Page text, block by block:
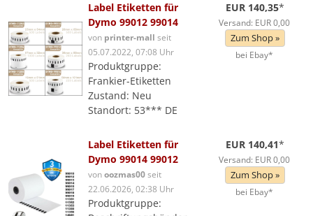
Label Etiketten für
Dymo 99012 99014
von printer-mall seit
05.07.2022, 07:08 Uhr
Produktgruppe:
Frankier-Etiketten
Zustand: Neu
Standort: 53*** DE
EUR 140,35*
Versand: EUR 0,00
Zum Shop »
bei Ebay*
Label Etiketten für
Dymo 99014 99012
vonoozmas00seit
22.06.2026, 02:38 Uhr
Produktgruppe:
EUR 140,41*
Versand: EUR 0,00
Zum Shop »
bei Ebay*